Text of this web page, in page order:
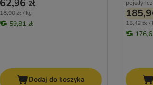
62,96 zł
18,00 zł / kg
59,81 zł
Dodaj do koszyka
15,48 zł /